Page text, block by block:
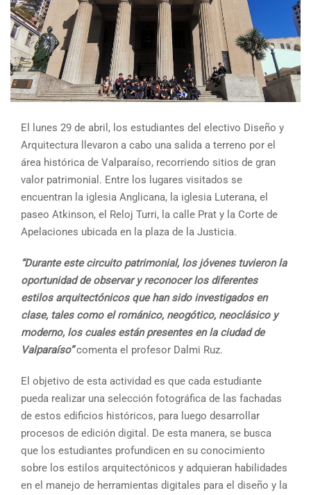
El lunes 29 de abril, los estudiantes del electivo Diseño y
Arquitectura llevaron a cabo una salida a terreno por el
área histórica de Valparaíso, recorriendo sitios de gran
valor patrimonial. Entre los lugares visitados se
encuentran la iglesia Anglicana, la iglesia Luterana, el
paseo Atkinson, el Reloj Turri, la calle Prat y la Corte de
Apelaciones ubicada en la plaza de la Justicia.
“Durante este circuito patrimonial, los jóvenes tuvieron la
oportunidad de observar y reconocer los diferentes
estilos arquitectónicos que han sido investigados en
clase, tales como el románico, neogótico, neoclásico y
moderno, los cuales están presentes en la ciudad de
Valparaíso” comenta el profesor Dalmi Ruz.
El objetivo de esta actividad es que cada estudiante
pueda realizar una selección fotográfica de las fachadas
de estos edificios históricos, para luego desarrollar
procesos de edición digital. De esta manera, se busca
que los estudiantes profundicen en su conocimiento
sobre los estilos arquitectónicos y adquieran habilidades
en el manejo de herramientas digitales para el diseño y la